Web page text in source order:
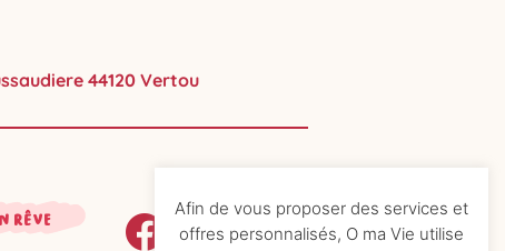
44120 Vertou
rêve
Afin de vous proposer des services et
offres personnalisés, O ma Vie utilise